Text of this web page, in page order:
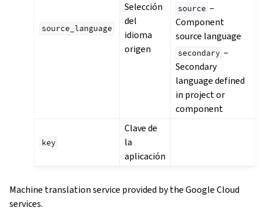
source_language
Selección
del
idioma
origen
source –
Component
source language
secondary –
Secondary
language defined
in project or
component
key
Clave de
la
aplicación
Machine translation service provided by the Google Cloud
services.